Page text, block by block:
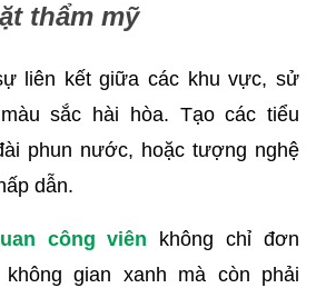
thẩm mỹ
liên kết giữa các khu vực, sử
sắc hài hòa. Tạo các tiểu
phun nước, hoặc tượng nghệ
dẫn.
công viên không chỉ đơn
gian xanh mà còn phải